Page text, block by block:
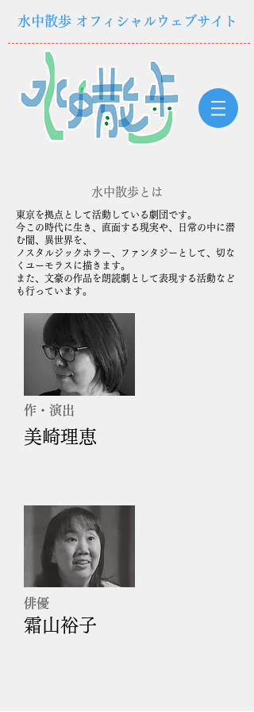
水中散歩 オフィシャルウェブサイト
水中散歩とは
東京を拠点として活動している劇団です。
今この時代に生き、直面する現実や、日常の中に潜
む闇、異世界を、
ノスタルジックホラー、ファンタジーとして、切な
くユーモラスに描きます。
また、文豪の作品を朗読劇として表現する活動など
も行っています。
​作・演出
美崎理恵
俳優
霜山裕子